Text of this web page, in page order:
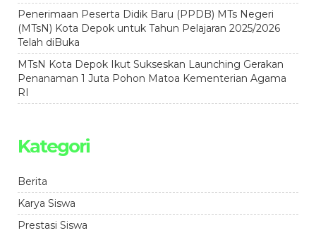
Penerimaan Peserta Didik Baru (PPDB) MTs Negeri
(MTsN) Kota Depok untuk Tahun Pelajaran 2025/2026
Telah diBuka
MTsN Kota Depok Ikut Sukseskan Launching Gerakan
Penanaman 1 Juta Pohon Matoa Kementerian Agama
RI
Kategori
Berita
Karya Siswa
Prestasi Siswa